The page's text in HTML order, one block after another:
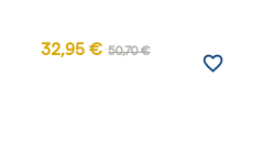
32,95 € 50,70 €
favorite_border